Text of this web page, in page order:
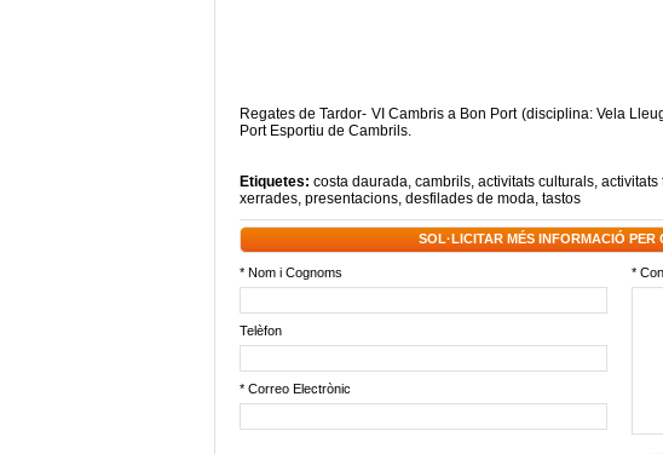
Regates de Tardor- VI Cambris a Bon Port (disciplina: Vela
Port Esportiu de Cambrils.
Etiquetes: costa daurada, cambrils, activitats culturals, activitats
xerrades, presentacions, desfilades de moda, tastos
SOL·LICITAR MÉS INFORMACIÓ PER
* Nom i Cognoms *
Telèfon
* Correo Electrònic